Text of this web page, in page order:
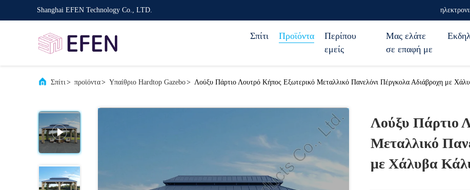
Shanghai EFEN Technology Co., LTD.
Σπίτι Προϊόντα
Περίπου
εμείς
Μας ελάτε
σε επαφή με
Σπίτι> προϊόντα> Υπαίθριο Hardtop Gazebo> Λούξυ Πάρτιο Λουτρό Κήπος Εξωτερικό Μεταλλικό Πανελόνι Πέργκολα Αδιάβροχη με
Λούξυ Πάρτιο
Μεταλλικό
με Χάλυβα